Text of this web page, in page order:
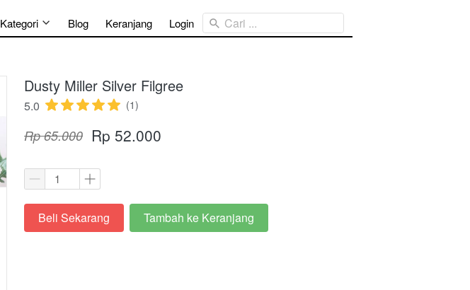
Kategori Blog Keranjang Login Cari ...
Dusty Miller Silver Filgree
5.0 (1)
Rp 65.000 Rp 52.000
`Beli Sekarang `
Tambah ke Keranjang